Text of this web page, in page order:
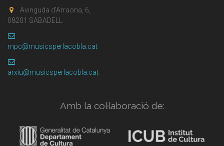
Avinguda d'Arraona, 6,
08201 SABADELL
mpc@musicsperlacobla.cat
arxiu@musicsperlacobla.cat
Amb la col·laboració de: